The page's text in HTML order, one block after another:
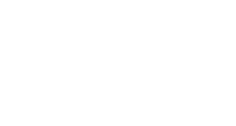
Link, öffnet neues Fenster)
teilen (externer Link, öffnet neues Fenster)